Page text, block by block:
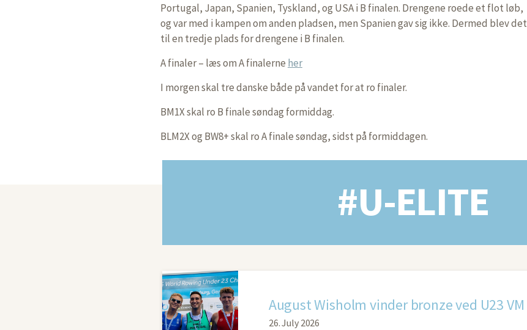
Portugal, Japan, Spanien, Tyskland, og USA i B finalen. Drengene roede et flot løb,
og var med i kampen om anden pladsen, men Spanien gav sig ikke. Dermed blev det
til en tredje plads for drengene i B finalen.
A finaler – læs om A finalerne her
I morgen skal tre danske både på vandet for at ro finaler.
BM1X skal ro B finale søndag formiddag.
BLM2X og BW8+ skal ro A finale søndag, sidst på formiddagen.
#U-ELITE
August Wisholm vinder bronze ved U23 VM
26. July 2026